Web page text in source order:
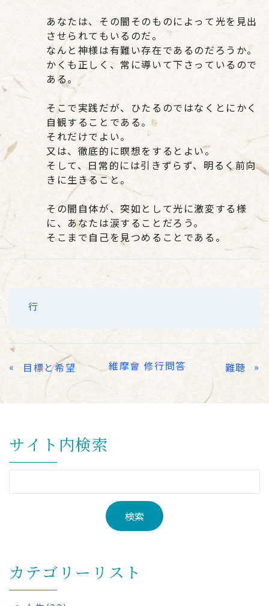
あなたは、その闇そのものによって光を見出
させられてもいるのだ。
なんと神様は有難い存在であるのだろうか。
かくも正しく、常に導いて下さっているので
ある。
そこで実践だが、ひたるのではなくとにかく
自観することである。
それだけでよい。
又は、徹底的に瞑想をするとよい。
そして、日常的には引きずらず、明るく前向
きに生きること。
その闇自体が、突如として光に激変する様
に、あなたは涙することだろう。
そこまで自己を見つめることである。
行
« 目標と希望 維摩會 修行問答 難聴 »
サイト内検索
カテゴリーリスト